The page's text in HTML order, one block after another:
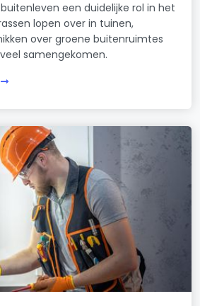
een duidelijke rol in het
lopen over in tuinen,
over groene buitenruimtes
samengekomen.